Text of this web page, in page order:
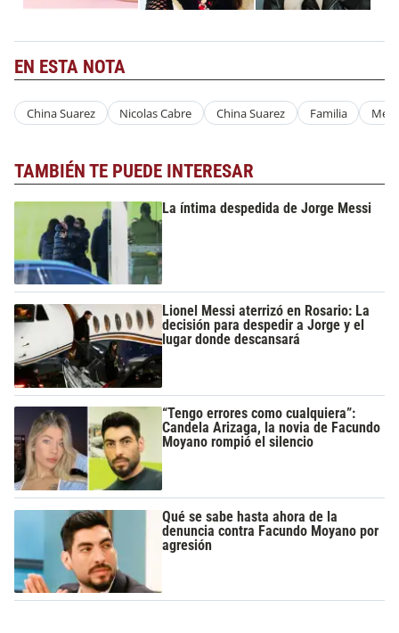
EN ESTA NOTA
China Suarez Nicolas Cabre China Suarez Familia
TAMBIÉN TE PUEDE INTERESAR
La íntima despedida de Jorge Messi
Lionel Messi aterrizó en Rosario: La
decisión para despedir a Jorge y el
lugar donde descansará
“Tengo errores como cualquiera”:
Candela Arizaga, la novia de Facundo
Moyano rompió el silencio
Qué se sabe hasta ahora de la
denuncia contra Facundo Moyano por
agresión